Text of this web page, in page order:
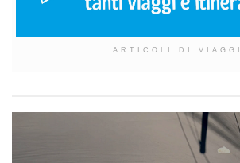
ARTICOLI DI VIAGGI